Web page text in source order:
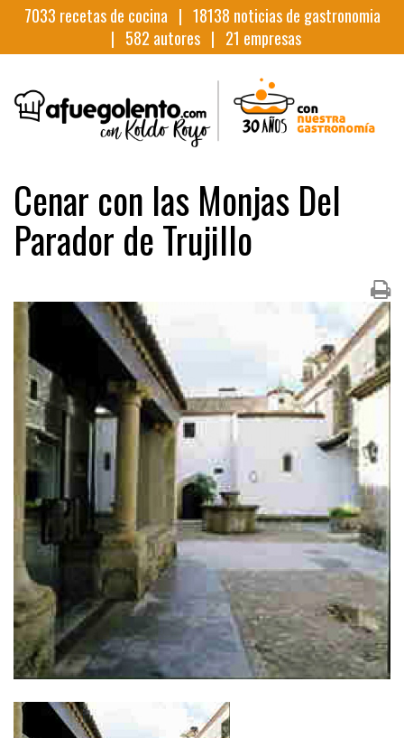
7033 recetas de cocina | 18138 noticias de gastronomia
| 582 autores | 21 empresas
Cenar con las Monjas Del
Parador de Trujillo